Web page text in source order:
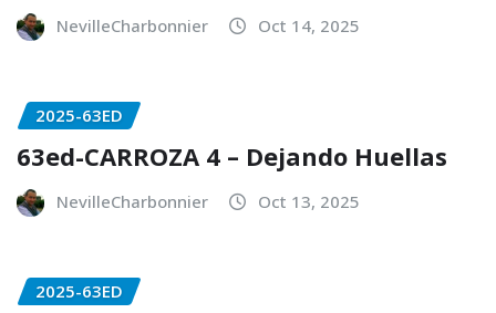
NevilleCharbonnier Oct 14, 2025
2025-63ED
63ed-CARROZA 4 – Dejando Huellas
NevilleCharbonnier Oct 13, 2025
2025-63ED